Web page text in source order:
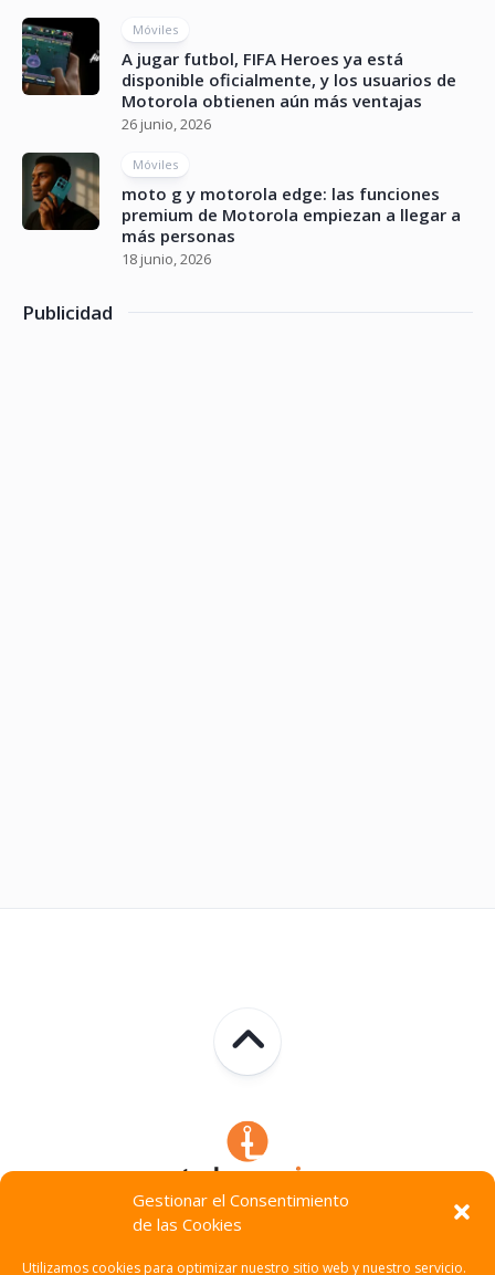
Gestionar el Consentimiento
de las Cookies
Utilizamos cookies para optimizar nuestro sitio web y nuestro servicio.
Móviles
A jugar futbol, FIFA Heroes ya está
disponible oficialmente, y los usuarios de
Motorola obtienen aún más ventajas
26 junio, 2026
Móviles
moto g y motorola edge: las funciones
premium de Motorola empiezan a llegar a
más personas
18 junio, 2026
Publicidad
Technocracia © 2026. Todos Los Derechos Reservados.